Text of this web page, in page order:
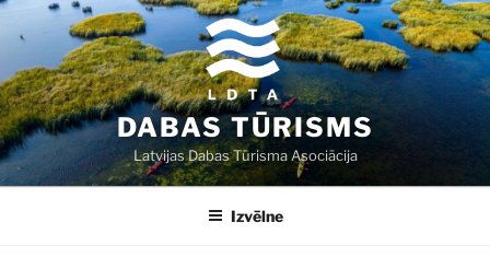
Doties
saturu
DABAS TŪRISMS
Latvijas Dabas Tūrisma Asociācija
Izvēlne